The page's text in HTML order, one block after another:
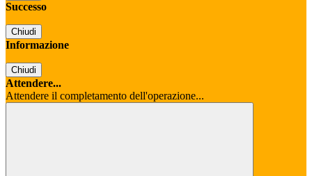
Successo
Chiudi
Informazione
Chiudi
Attendere...
Attendere il completamento dell'operazione...